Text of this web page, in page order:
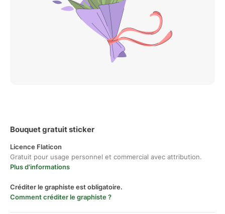
Bouquet gratuit sticker
Licence Flaticon
Gratuit pour usage personnel et commercial avec attribution.
Plus d'informations
Créditer le graphiste est obligatoire.
Comment créditer le graphiste ?